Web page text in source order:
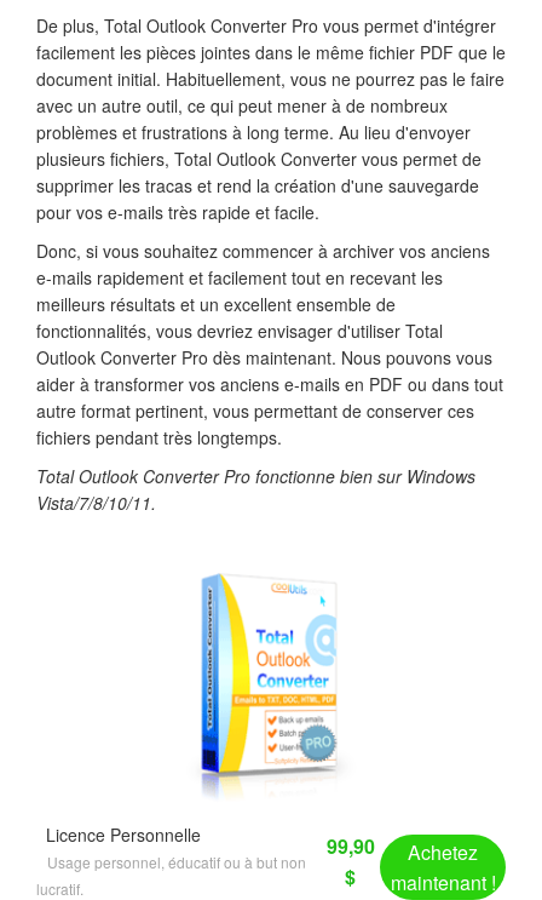
De plus, Total Outlook Converter Pro vous permet d'intégrer
facilement les pièces jointes dans le même fichier PDF que le
document initial. Habituellement, vous ne pourrez pas le faire
avec un autre outil, ce qui peut mener à de nombreux
problèmes et frustrations à long terme. Au lieu d'envoyer
plusieurs fichiers, Total Outlook Converter vous permet de
supprimer les tracas et rend la création d'une sauvegarde
pour vos e-mails très rapide et facile.
Donc, si vous souhaitez commencer à archiver vos anciens
e-mails rapidement et facilement tout en recevant les
meilleurs résultats et un excellent ensemble de
fonctionnalités, vous devriez envisager d'utiliser Total
Outlook Converter Pro dès maintenant. Nous pouvons vous
aider à transformer vos anciens e-mails en PDF ou dans tout
autre format pertinent, vous permettant de conserver ces
fichiers pendant très longtemps.
Total Outlook Converter Pro fonctionne bien sur Windows
Vista/7/8/10/11.
Licence Personnelle
Usage personnel, éducatif ou à but non
lucratif.
99,90
$
Achetez
maintenant !